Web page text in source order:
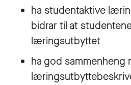
ha studentaktive
bidrar til at
læringsutbyttet
ha god sammenheng